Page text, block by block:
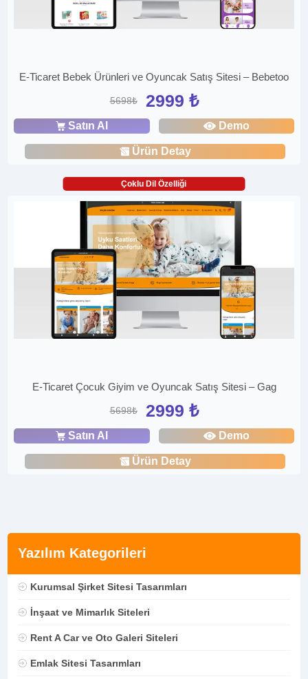
Yazılım Kategorileri
Kurumsal Şirket Sitesi Tasarımları
İnşaat ve Mimarlık Siteleri
Rent A Car ve Oto Galeri Siteleri
Emlak Sitesi Tasarımları
E-Ticaret Bebek Ürünleri ve Oyuncak Satış Sitesi – Bebetoo
5698₺ 2999 ₺
Satın Al Demo
Ürün Detay
Çoklu Dil Özelliği
E-Ticaret Çocuk Giyim ve Oyuncak Satış Sitesi – Gag
5698₺ 2999 ₺
Satın Al Demo
Ürün Detay